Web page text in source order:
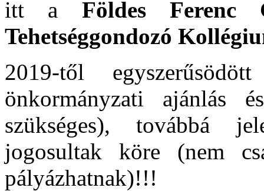
itt a Földes Ferenc
Tehetséggondozó
2019-től
önkormányzati ajánlás
szükséges), továbbá
jogosultak köre (nem
pályázhatnak)!!!